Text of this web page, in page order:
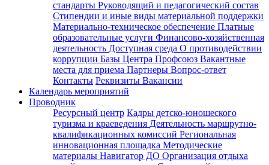
стандарты Руководящий и педагогический состав
Стипендии и иные виды материальной поддержки
Материально-техническое обеспечение Платные
образовательные услуги Финансово-хозяйственная
деятельность Доступная среда О противодействии
коррупции Базы Центра Профсоюз Вакантные
места для приема Партнеры Вопрос-ответ
Контакты Реквизиты Вакансии
Календарь мероприятий
Проводник
Ресурсный центр Кадры детско-юношеского
туризма и краеведения Деятельность маршрутно-
квалификационных комиссий Региональная
инновационная площадка Методические
материалы Навигатор ДО Организация отдыха